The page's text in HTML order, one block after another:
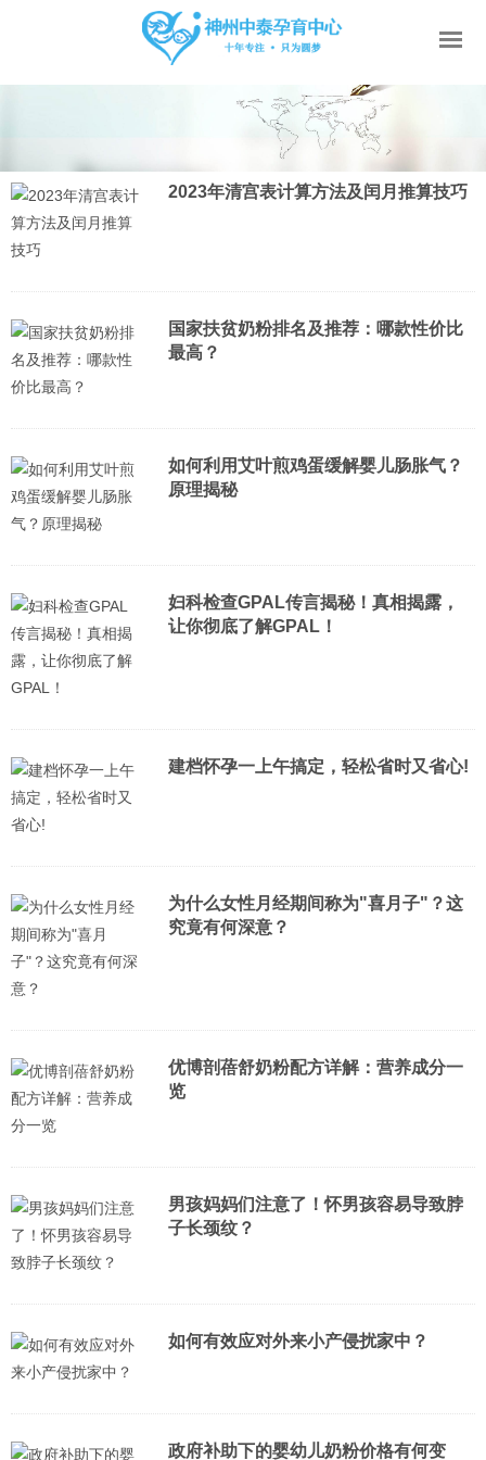
2023年清宫表计算方法及闰月推算技巧
国家扶贫奶粉排名及推荐：哪款性价比
最高？
如何利用艾叶煎鸡蛋缓解婴儿肠胀气？
原理揭秘
妇科检查GPAL传言揭秘！真相揭露，
让你彻底了解GPAL！
建档怀孕一上午搞定，轻松省时又省心!
为什么女性月经期间称为"喜月子"？这
究竟有何深意？
优博剖蓓舒奶粉配方详解：营养成分一
览
男孩妈妈们注意了！怀男孩容易导致脖
子长颈纹？
如何有效应对外来小产侵扰家中？
政府补助下的婴幼儿奶粉价格有何变